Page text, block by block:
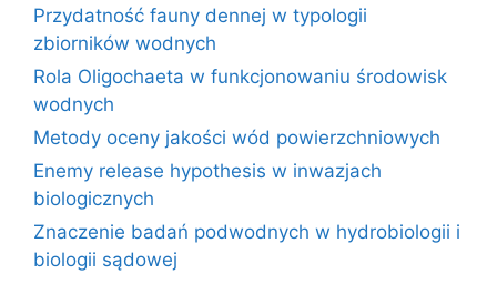
Przydatność fauny dennej w typologii
zbiorników wodnych
Rola Oligochaeta w funkcjonowaniu środowisk
wodnych
Metody oceny jakości wód powierzchniowych
Enemy release hypothesis w inwazjach
biologicznych
Znaczenie badań podwodnych w hydrobiologii i
biologii sądowej